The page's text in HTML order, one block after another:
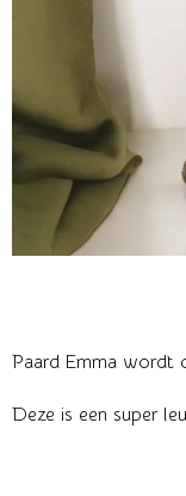
Paard Emma wordt
Deze is een super